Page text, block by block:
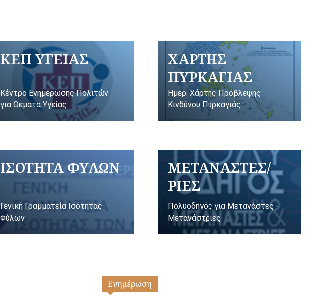
ΚΕΠ ΥΓΕΙΑΣ
Κέντρο Ενημέρωσης Πολιτών
για Θέματα Υγείας
ΧΑΡΤΗΣ
ΠΥΡΚΑΓΙΑΣ
Ημερ. Χάρτης Πρόβλεψης
Κινδύνου Πυρκαγιάς
ΙΣΟΤΗΤΑ ΦΥΛΩΝ
Γενική Γραμματεία Ισότητας
Φύλων
ΜΕΤΑΝΑΣΤΕΣ/
ΡΙΕΣ
Πολυοδηγός για Μετανάστες -
Μετανάστριες
Ενημέρωση